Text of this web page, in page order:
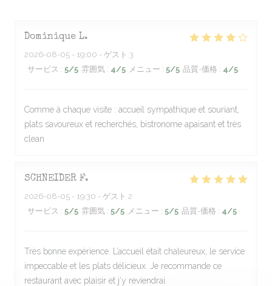
Dominique L
2026-08-05 - 19:00 - ゲスト 3
サービス : 5/5 雰囲気 : 4/5 メニュー : 5/5 品質-価格 : 4/5
Comme à chaque visite : accueil sympathique et souriant,
plats savoureux et recherchés, bistronome apaisant et très
clean
SCHNEIDER F
2026-08-05 - 19:30 - ゲスト 2
サービス : 5/5 雰囲気 : 5/5 メニュー : 5/5 品質-価格 : 4/5
Très bonne expérience. L’accueil était chaleureux, le service
impeccable et les plats délicieux. Je recommande ce
restaurant avec plaisir et j’y reviendrai.